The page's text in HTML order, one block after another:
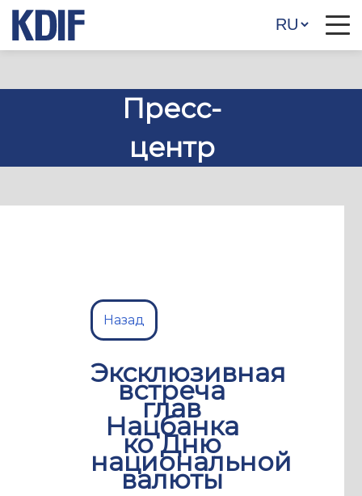
Пресс-
центр
Назад
Эксклюзивная
встреча
глав
Нацбанка
ко Дню
национальной
валюты